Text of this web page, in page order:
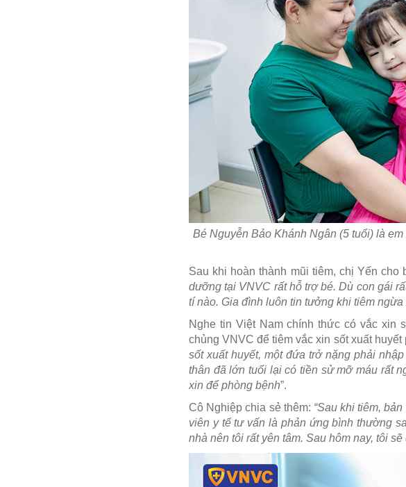
Bé Nguyễn Bảo Khánh Ngân (5 tuổi) là
Sau khi hoàn thành mũi tiêm, chị Yến
dưỡng tại VNVC rất hỗ trợ bé. Dù con gái
tí nào. Gia đình luôn tin tưởng khi tiêm
Nghe tin Việt Nam chính thức có vắc xin
chủng VNVC để tiêm vắc xin sốt xuất huyết
sốt xuất huyết, một đứa trở nặng phải
thân đã lớn tuổi lại có tiền sử mỡ máu rất
xin để phòng bệnh”.
Cô Nghiệp chia sẻ thêm: “Sau khi tiêm,
viên y tế tư vấn là phản ứng bình thường
nhà nên tôi rất yên tâm. Sau hôm nay, tôi